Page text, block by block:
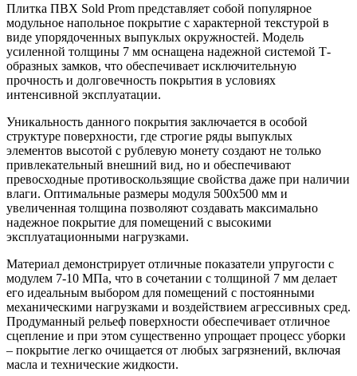
Плитка ПВХ Sold Prom представляет собой популярное
модульное напольное покрытие с характерной текстурой в
виде упорядоченных выпуклых окружностей. Модель
усиленной толщины 7 мм оснащена надежной системой Т-
образных замков, что обеспечивает исключительную
прочность и долговечность покрытия в условиях
интенсивной эксплуатации.
Уникальность данного покрытия заключается в особой
структуре поверхности, где строгие ряды выпуклых
элементов высотой с рублевую монету создают не только
привлекательный внешний вид, но и обеспечивают
превосходные противоскользящие свойства даже при наличии
влаги. Оптимальные размеры модуля 500х500 мм и
увеличенная толщина позволяют создавать максимально
надежное покрытие для помещений с высокими
эксплуатационными нагрузками.
Материал демонстрирует отличные показатели упругости с
модулем 7-10 МПа, что в сочетании с толщиной 7 мм делает
его идеальным выбором для помещений с постоянными
механическими нагрузками и воздействием агрессивных сред.
Продуманный рельеф поверхности обеспечивает отличное
сцепление и при этом существенно упрощает процесс уборки
– покрытие легко очищается от любых загрязнений, включая
масла и технические жидкости.